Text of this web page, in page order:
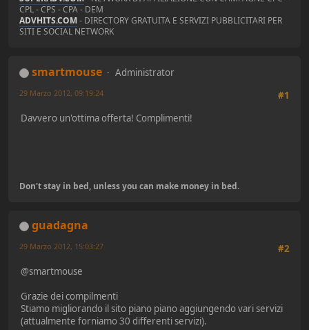
CPL - CPS - CPA - DEM
ADVHITS.COM- DIRECTORY GRATUITA E SERVIZI PUBBLICITARI PER
SITI E SOCIAL NETWORK
smartmouse
Administrator
#1
29 Marzo 2012, 09:19:24
Davvero un'ottima offerta! Complimenti!
Don't stay in bed, unless you can make money in bed.
guadagna
#2
29 Marzo 2012, 15:03:27
@smartmouse
Grazie dei compilmenti
Stiamo migliorando il sito piano piano aggiungendo vari servizi
(attualmente forniamo 30 differenti servizi).